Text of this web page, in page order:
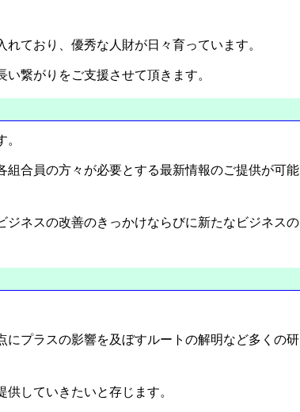
ており、優秀な人財が日々育っています。
繋がりをご支援させて頂きます。
合員の方々が必要とする最新情報のご提供が可能
ネスの改善のきっかけならびに新たなビジネスの
プラスの影響を及ぼすルートの解明など多くの研
していきたいと存じます。